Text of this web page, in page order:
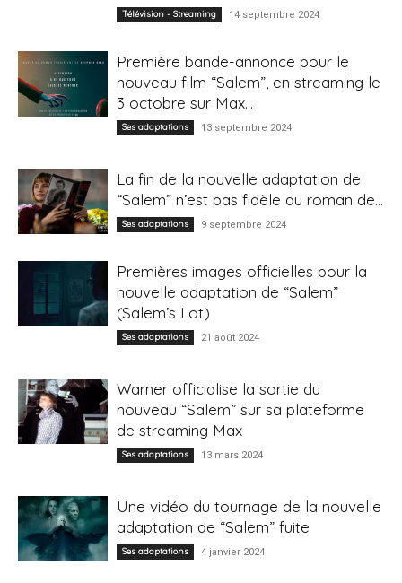
Télévision - Streaming 14 septembre 2024
Première bande-annonce pour le
nouveau film “Salem”, en streaming le
3 octobre sur Max...
Ses adaptations 13 septembre 2024
La fin de la nouvelle adaptation de
“Salem” n’est pas fidèle au roman de...
Ses adaptations 9 septembre 2024
Premières images officielles pour la
nouvelle adaptation de “Salem”
(Salem’s Lot)
Ses adaptations 21 août 2024
Warner officialise la sortie du
nouveau “Salem” sur sa plateforme
de streaming Max
Ses adaptations 13 mars 2024
Une vidéo du tournage de la nouvelle
adaptation de “Salem” fuite
Ses adaptations 4 janvier 2024